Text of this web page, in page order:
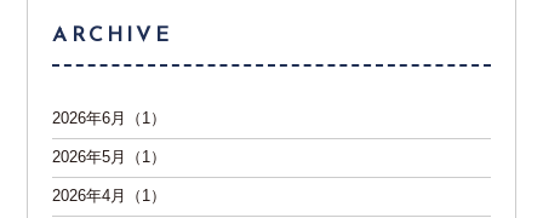
ARCHIVE
2026年6月（1）
2026年5月（1）
2026年4月（1）